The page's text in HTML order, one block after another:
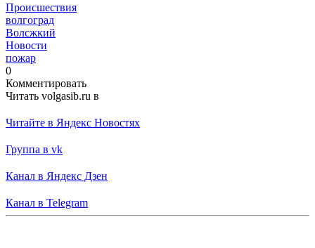
Происшествия
волгоград
Волсжкий
Новости
пожар
0
Комментировать
Читать volgasib.ru в
Читайте в Яндекс Новостях
Группа в vk
Канал в Яндекс Дзен
Канал в Telegram